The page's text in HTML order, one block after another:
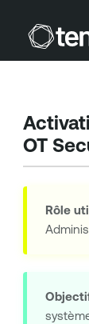
OT
Rôle